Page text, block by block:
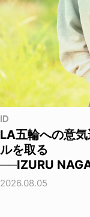
ID
LA五輪への意
ルを取る
──IZURU
2026.08.05